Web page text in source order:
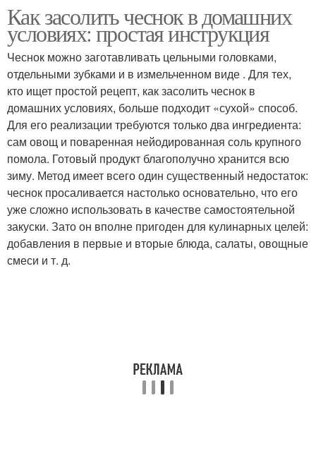
Как засолить чеснок в домашних
условиях: простая инструкция
Чеснок можно заготавливать цельными головками,
отдельными зубками и в измельченном виде . Для тех,
кто ищет простой рецепт, как засолить чеснок в
домашних условиях, больше подходит «сухой» способ.
Для его реализации требуются только два ингредиента:
сам овощ и поваренная нейодированная соль крупного
помола. Готовый продукт благополучно хранится всю
зиму. Метод имеет всего один существенный недостаток:
чеснок просаливается настолько основательно, что его
уже сложно использовать в качестве самостоятельной
закуски. Зато он вполне пригоден для кулинарных целей:
добавления в первые и вторые блюда, салаты, овощные
смеси и т. д.